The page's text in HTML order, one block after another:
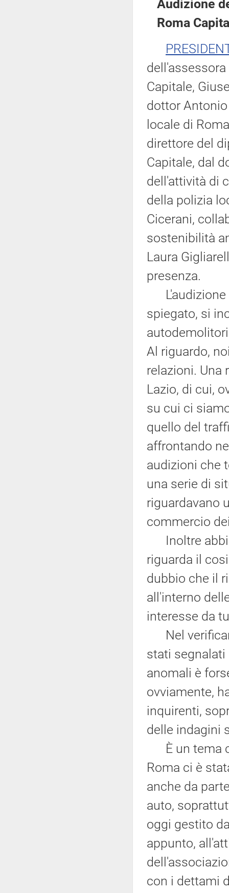
Audizione
Roma
Capitale,
dottor
locale di
direttore del
Capitale, dal
dell'attività di
della polizia
Cicerani,
sostenibilità
Laura
presenza.
L'audizione
spiegato, si
Al riguardo,
relazioni. Una
Lazio, di cui,
su cui ci
quello del
affrontando
audizioni che
una serie di
riguardavano
commercio
Inoltre
riguarda il
dubbio che il
all'interno
interesse da
Nel
stati segnalati
anomali è
ovviamente,
inquirenti,
delle indagini
È un tema
Roma ci è
anche da
auto,
oggi gestito
appunto,
con i dettami